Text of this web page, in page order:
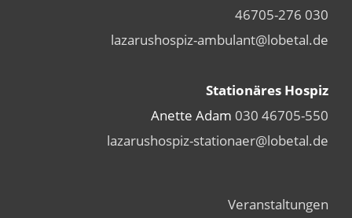
030 46705-276
lazarushospiz-ambulant@lobetal.de
Stationäres Hospiz
Anette Adam 030 46705-550
lazarushospiz-stationaer@lobetal.de
Veranstaltungen